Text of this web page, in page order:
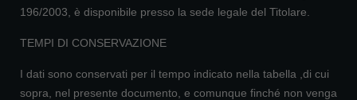
196/2003, è disponibile presso la sede legale del Titolare.
TEMPI DI CONSERVAZIONE
I dati sono conservati per il tempo indicato nella tabella ,di cui
sopra, nel presente documento, e comunque finché non venga